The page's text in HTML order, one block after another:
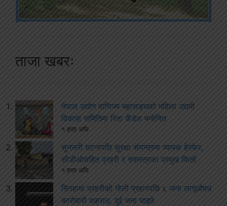
ताजा खबरः
नेपाल उद्योग वाणिज्य महासङ्घको महिला उद्यमी
विकास समितिमा रिता कँडेल मनोनित
१ हप्ता अघि
सुनसरी घटनापछि सुरक्षा संयन्त्रमा व्यापक हेरफेर,
सीडीओसहित प्रहरी र सशस्त्रका प्रमुख फिर्ता
१ हप्ता अघि
सिरहामा प्रहरीको गोली प्रहारपछि ६ जना लागूऔषध
कारोबारी पक्राउ, दुई जना घाइते